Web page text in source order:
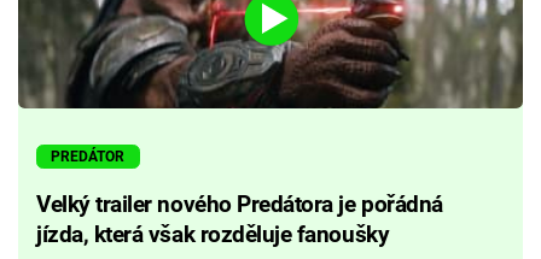
PREDÁTOR
Velký trailer nového Predátora je pořádná
jízda, která však rozděluje fanoušky